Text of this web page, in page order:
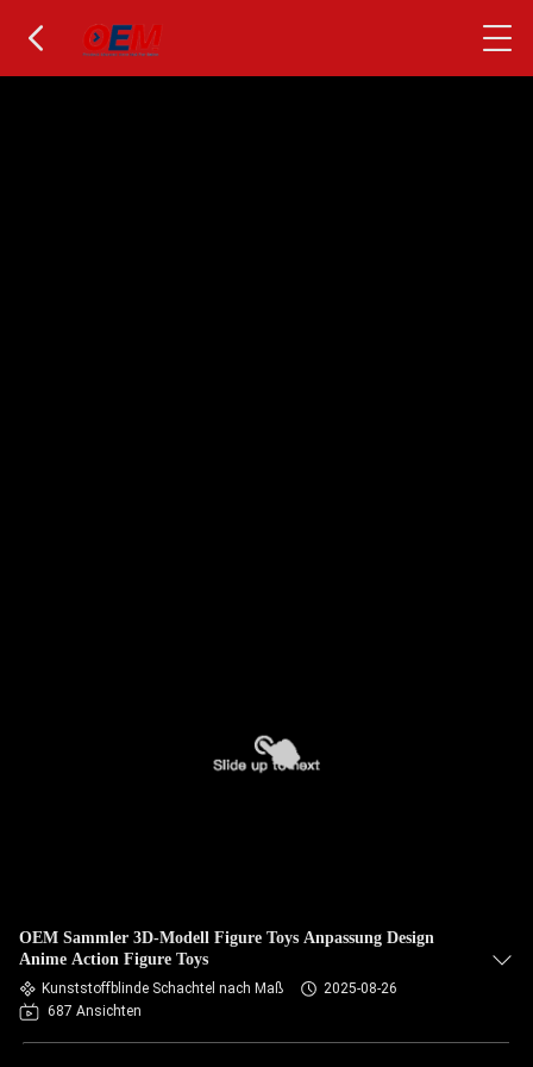
OEM Sammler 3D-Modell Figure Toys Anpassung Design
Anime Action Figure Toys
Kunststoffblinde Schachtel nach Maß
2025-08-26
687 Ansichten